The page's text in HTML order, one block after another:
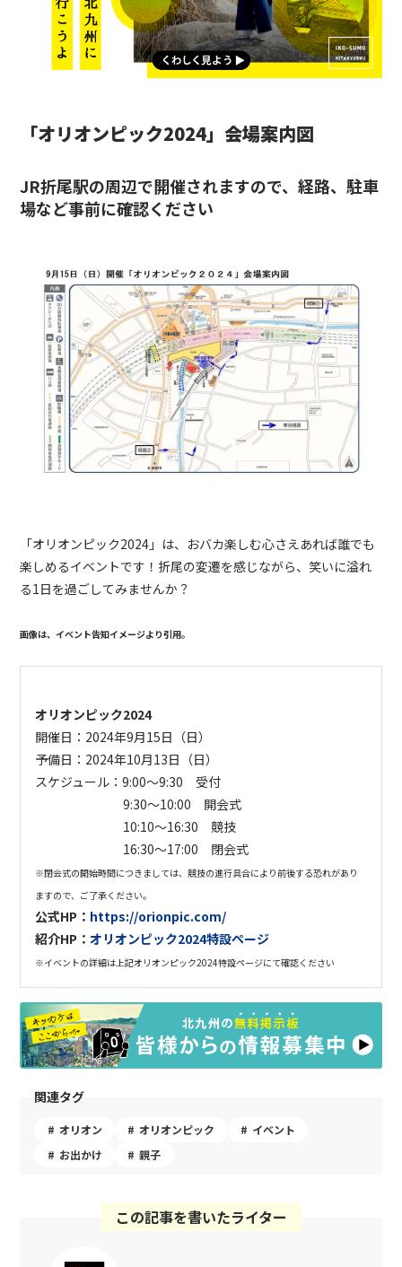
「オリオンピック2024」会場案内図
JR折尾駅の周辺で開催されますので、経路、駐車
場など事前に確認ください
「オリオンピック2024 」は、おバカ楽しむ心さえあれば誰でも
楽しめるイベントです！折尾の変遷を感じながら、笑いに溢れ
る1日を過ごしてみませんか？
画像は、イベント告知イメージより引用。
オリオンピック2024
開催日 ： 2024年9月15日（日）
予備日：2024年10月13日（日）
スケジュール：9:00〜9:30 受付
9:30〜10:00 開会式
10:10〜16:30 競技
16:30〜17:00 閉会式
※閉会式の開始時間につきましては、競技の進行具合により前後する恐れがあり
ますので、ご了承ください。
公式HP： https://orionpic.com/
紹介HP：オリオンピック2024特設ページ
※イベントの詳細は上記オリオンピック2024特設ページにて確認ください
関連タグ
オリオン オリオンピック
イベント
お出かけ
親子
この記事を書いたライター